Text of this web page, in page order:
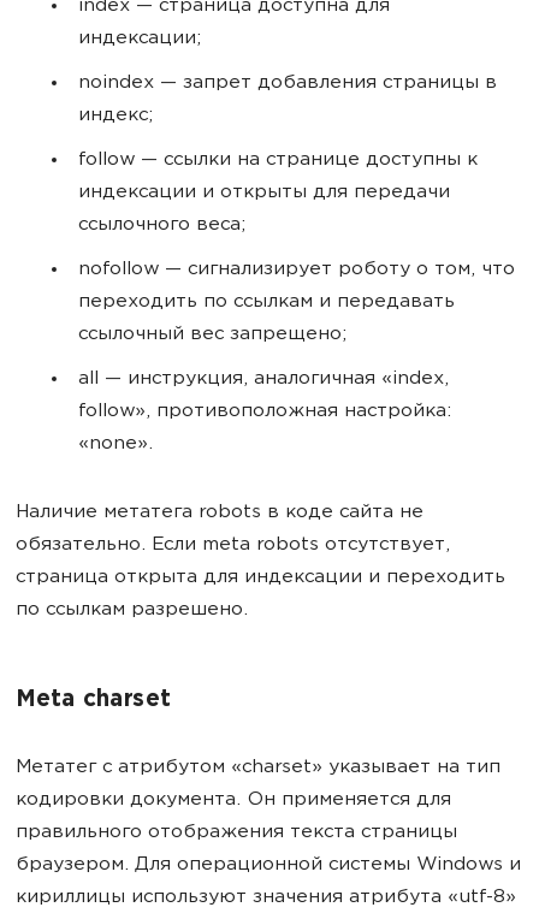
index — страница доступна для
индексации;
noindex — запрет добавления страницы в
индекс;
follow — ссылки на странице доступны к
индексации и открыты для передачи
ссылочного веса;
nofollow — сигнализирует роботу о том, что
переходить по ссылкам и передавать
ссылочный вес запрещено;
all — инструкция, аналогичная «index,
follow», противоположная настройка:
«none».
Наличие метатега robots в коде сайта не
обязательно. Если meta robots отсутствует,
страница открыта для индексации и переходить
по ссылкам разрешено.
Meta charset
Метатег с атрибутом «charset» указывает на тип
кодировки документа. Он применяется для
правильного отображения текста страницы
браузером. Для операционной системы Windows и
кириллицы используют значения атрибута «utf-8»